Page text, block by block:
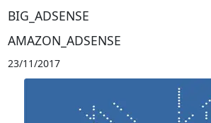
BIG_ADSENSE
AMAZON_ADSENSE
23/11/2017